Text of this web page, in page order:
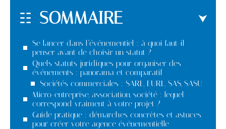
SOMMAIRE
Se lancer dans l’événementiel : à quoi faut-il
penser avant de choisir un statut ?
Quels statuts juridiques pour organiser des
événements : panorama et comparatif
Sociétés commerciales : SARL, EURL, SAS, SASU
Micro-entreprise, association, société : lequel
correspond vraiment à votre projet ?
Guide pratique : démarches concrètes et astuces
pour créer votre agence événementielle